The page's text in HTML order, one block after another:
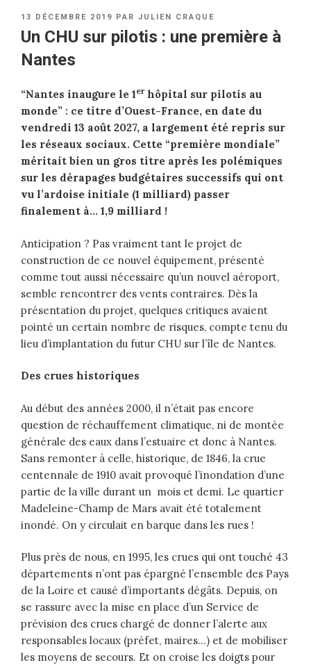
PUBLIÉ
LE
13 DÉCEMBRE 2019 PAR JULIEN CRAQUE
Un CHU sur pilotis : une première à
Nantes
“Nantes inaugure le 1erhôpital sur pilotis au
monde” : ce titre d’Ouest-France, en date du
vendredi 13 août 2027, a largement été repris sur
les réseaux sociaux. Cette “première mondiale”
méritait bien un gros titre après les polémiques
sur les dérapages budgétaires successifs qui ont
vu l’ardoise initiale (1 milliard) passer
finalement à… 1,9 milliard !
Anticipation ? Pas vraiment tant le projet de
construction de ce nouvel équipement, présenté
comme tout aussi nécessaire qu’un nouvel aéroport,
semble rencontrer des vents contraires. Dès la
présentation du projet, quelques critiques avaient
pointé un certain nombre de risques, compte tenu du
lieu d’implantation du futur CHU sur l’île de Nantes.
Des crues historiques
Au début des années 2000, il n’était pas encore
question de réchauffement climatique, ni de montée
générale des eaux dans l’estuaire et donc à Nantes.
Sans remonter à celle, historique, de 1846, la crue
centennale de 1910 avait provoqué l’inondation d’une
partie de la ville durant un mois et demi. Le quartier
Madeleine-Champ de Mars avait été totalement
inondé. On y circulait en barque dans les rues !
Plus près de nous, en 1995, les crues qui ont touché 43
départements n’ont pas épargné l’ensemble des Pays
de la Loire et causé d’importants dégâts. Depuis, on
se rassure avec la mise en place d’un Service de
prévision des crues chargé de donner l’alerte aux
responsables locaux (préfet, maires…) et de mobiliser
les moyens de secours. Et on croise les doigts pour